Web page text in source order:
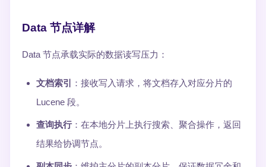
Data 节点详解
Data 节点承载实际的数据读写压力：
文档索引
：接收写入请求，将文档存入对应分片的
Lucene 段。
查询执行：在本地分片上执行搜索、聚合操作，返回
结果给协调节点。